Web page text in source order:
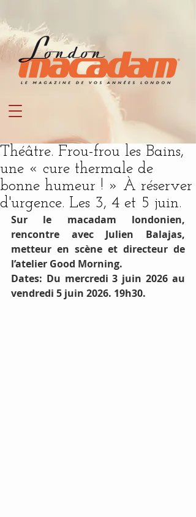
Théâtre. Frou-frou les Bains,
une « cure thermale de
bonne humeur ! » À réserver
d'urgence. Les 3, 4 et 5 juin.
Sur le macadam londonien,
rencontre avec Julien Balajas,
metteur en scène et directeur de
l’atelier Good Morning.
Dates: Du mercredi 3 juin 2026 au
vendredi 5 juin 2026. 19h30.